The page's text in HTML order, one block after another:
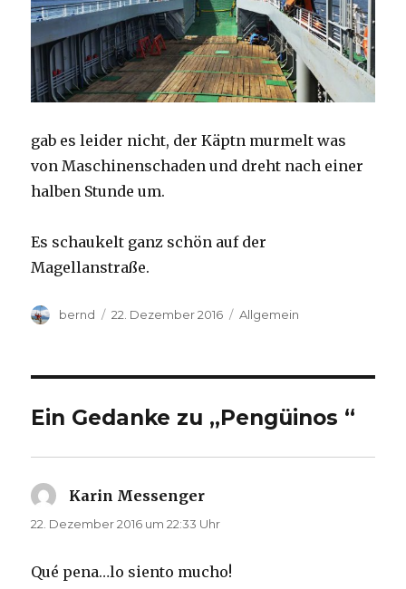
gab es leider nicht, der Käptn murmelt was
von Maschinenschaden und dreht nach einer
halben Stunde um.
Es schaukelt ganz schön auf der
Magellanstraße.
Autor
bernd
Veröffentlicht
22. Dezember 2016 Kategorien
Allgemein
Ein Gedanke zu „Pengüinos “
Karin Messenger
22. Dezember 2016 um 22:33 Uhr
Qué pena…lo siento mucho!